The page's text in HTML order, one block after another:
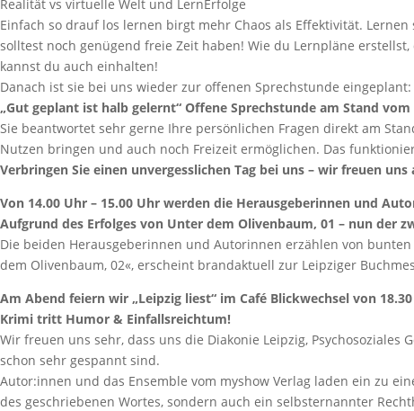
Realität vs virtuelle Welt und LernErfolge
Einfach so drauf los lernen birgt mehr Chaos als Effektivität.
solltest noch genügend freie Zeit haben! Wie du Lernpläne
kannst du auch einhalten!
Danach ist sie bei uns wieder zur offenen Sprechstunde eingeplant:
„Gut geplant ist halb gelernt“ Offene Sprechstunde am Stand
Sie beantwortet sehr gerne Ihre persönlichen Fragen direkt am
Nutzen bringen und auch noch Freizeit ermöglichen. Das
Verbringen Sie einen unvergesslichen Tag bei uns – wir freuen uns
Von 14.00 Uhr – 15.00 Uhr werden die Herausgeberinnen und
Aufgrund des Erfolges von Unter dem Olivenbaum, 01 – nun der
Die beiden Herausgeberinnen und Autorinnen erzählen von
dem Olivenbaum, 02«, erscheint brandaktuell zur Leipziger
Am Abend feiern wir „Leipzig liest“ im Café Blickwechsel von
Krimi tritt Humor & Einfallsreichtum!
Wir freuen uns sehr, dass uns die Diakonie Leipzig,
schon sehr gespannt sind.
Autor:innen und das Ensemble vom myshow Verlag laden ein zu
des geschriebenen Wortes, sondern auch ein selbsternannter